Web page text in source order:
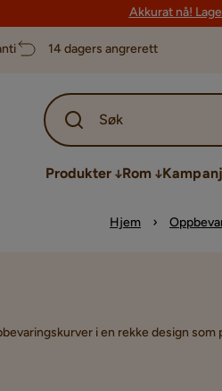
Akkurat nå!
14 dagers angrerett
Søk
Produkter Rom
Hjem
i en rekke design som